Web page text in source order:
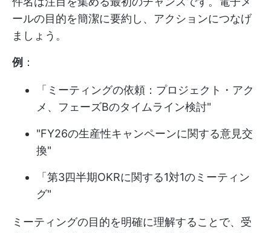
ールの目的を簡潔に要約し、アクションにつなげ
ましょう。
例 ：
「ミーティングの依頼：プロジェクト・アク
メ、フェーズBのタイムライン検討"
"FY26の生産性キャンペーンに関する意見交
換"
「第3四半期OKRに関する1対1のミーティン
グ"
ミーティングの目的を明確に理解することで、受